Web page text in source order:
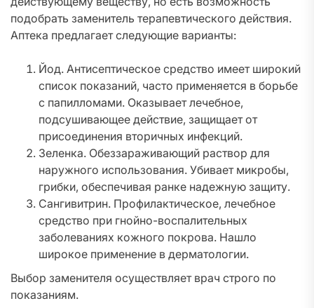
подобрать заменитель терапевтического действия.
Аптека предлагает следующие варианты:
Йод. Антисептическое средство имеет широкий
список показаний, часто применяется в борьбе
с папилломами. Оказывает лечебное,
подсушивающее действие, защищает от
присоединения вторичных инфекций.
Зеленка. Обеззараживающий раствор для
наружного использования. Убивает микробы,
грибки, обеспечивая ранке надежную защиту.
Сангивитрин. Профилактическое, лечебное
средство при гнойно-воспалительных
заболеваниях кожного покрова. Нашло
широкое применение в дерматологии.
Выбор заменителя осуществляет врач строго по
показаниям.